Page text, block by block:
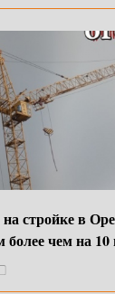
стройке в
более чем на